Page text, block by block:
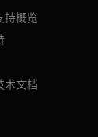
持概览
术文档